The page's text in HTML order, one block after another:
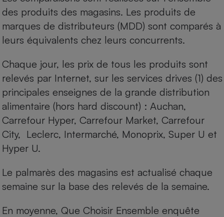
des produits des magasins. Les produits de
marques de distributeurs (MDD) sont comparés à
leurs équivalents chez leurs concurrents.
Chaque jour, les prix de tous les produits sont
relevés par Internet, sur les services drives (1) des
principales enseignes de la grande distribution
alimentaire (hors hard discount) : Auchan,
Carrefour Hyper, Carrefour Market, Carrefour
City, Leclerc, Intermarché, Monoprix, Super U et
Hyper U.
Le palmarès des magasins est actualisé chaque
semaine sur la base des relevés de la semaine.
En moyenne, Que Choisir Ensemble enquête